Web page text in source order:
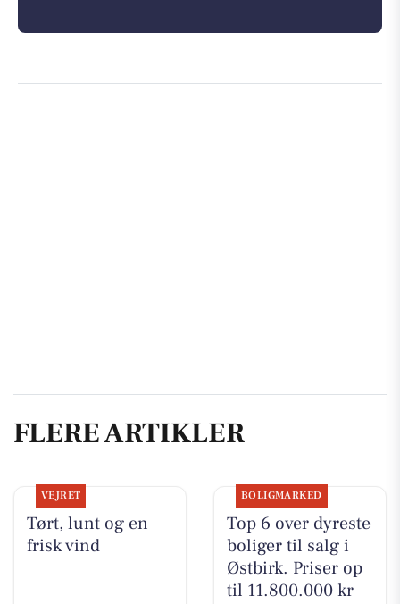
FLERE ARTIKLER
VEJRET
Tørt, lunt og en
frisk vind
BOLIGMARKED
Top 6 over dyreste
boliger til salg i
Østbirk. Priser op
til 11.800.000 kr